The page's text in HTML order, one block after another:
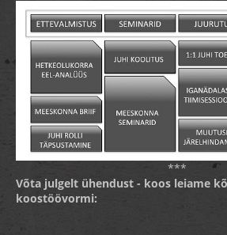
***
Võta julgelt ühendust - koos leiame
koostöövormi: